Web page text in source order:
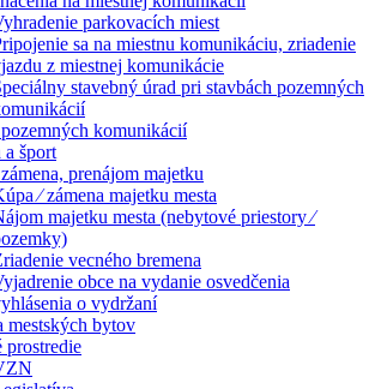
parkovacích miest
sa na miestnu komunikáciu, zriadenie
z miestnej komunikácie
stavebný úrad pri stavbách pozemných
komunikácií
šport
prenájom majetku
⁄ zámena majetku mesta
majetku mesta (nebytové priestory ⁄
vecného bremena
obce na vydanie osvedčenia
o vydržaní
mestských bytov
prostredie